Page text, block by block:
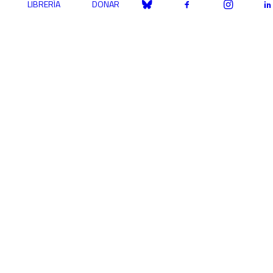
LIBRERÍA DONAR